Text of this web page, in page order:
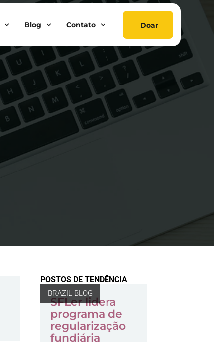
Blog Contato Doar
POSTOS DE TENDÊNCIA
BRAZIL BLOG
SFLer lidera
programa de
regularização
fundiária